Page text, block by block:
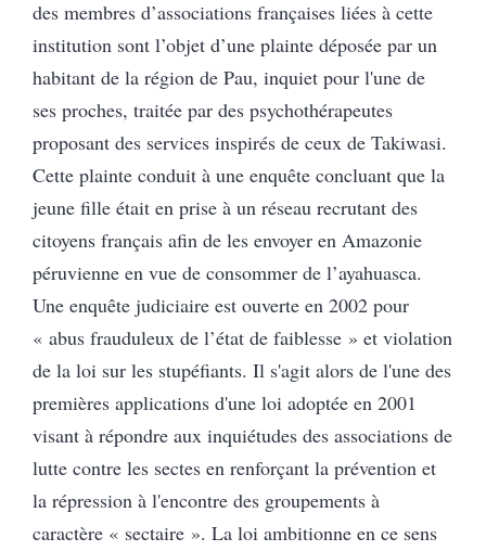
des membres d’associations françaises liées à cette
institution sont l’objet d’une plainte déposée par un
habitant de la région de Pau, inquiet pour l'une de
ses proches, traitée par des psychothérapeutes
proposant des services inspirés de ceux de Takiwasi.
Cette plainte conduit à une enquête concluant que la
jeune fille était en prise à un réseau recrutant des
citoyens français afin de les envoyer en Amazonie
péruvienne en vue de consommer de l’ayahuasca.
Une enquête judiciaire est ouverte en 2002 pour
« abus frauduleux de l’état de faiblesse » et violation
de la loi sur les stupéfiants. Il s'agit alors de l'une des
premières applications d'une loi adoptée en 2001
visant à répondre aux inquiétudes des associations de
lutte contre les sectes en renforçant la prévention et
la répression à l'encontre des groupements à
caractère « sectaire ». La loi ambitionne en ce sens